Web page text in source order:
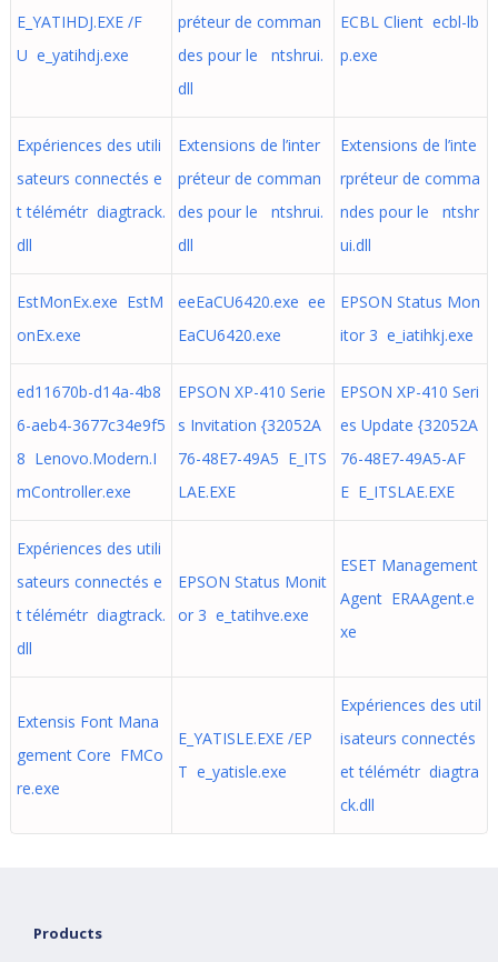
E_YATIHDJ.EXE /F
U e_yatihdj.exe
préteur de comman
des pour le ntshrui.
dll
ECBL Client ecbl-lb
p.exe
Expériences des utili
sateurs connectés e
t télémétr diagtrack.
dll
Extensions de l’inter
préteur de comman
des pour le ntshrui.
dll
Extensions de l’inte
rpréteur de comma
ndes pour le ntshr
ui.dll
EstMonEx.exe EstM
onEx.exe
eeEaCU6420.exe ee
EaCU6420.exe
EPSON Status Mon
itor 3 e_iatihkj.exe
ed11670b-d14a-4b8
6-aeb4-3677c34e9f5
8 Lenovo.Modern.I
mController.exe
EPSON XP-410 Serie
s Invitation {32052A
76-48E7-49A5 E_ITS
LAE.EXE
EPSON XP-410 Seri
es Update {32052A
76-48E7-49A5-AF
E E_ITSLAE.EXE
Expériences des utili
sateurs connectés e
t télémétr diagtrack.
dll
EPSON Status Monit
or 3 e_tatihve.exe
ESET Management
Agent ERAAgent.e
xe
Extensis Font Mana
gement Core FMCo
re.exe
E_YATISLE.EXE /EP
T e_yatisle.exe
Expériences des util
isateurs connectés
et télémétr diagtra
ck.dll
Products